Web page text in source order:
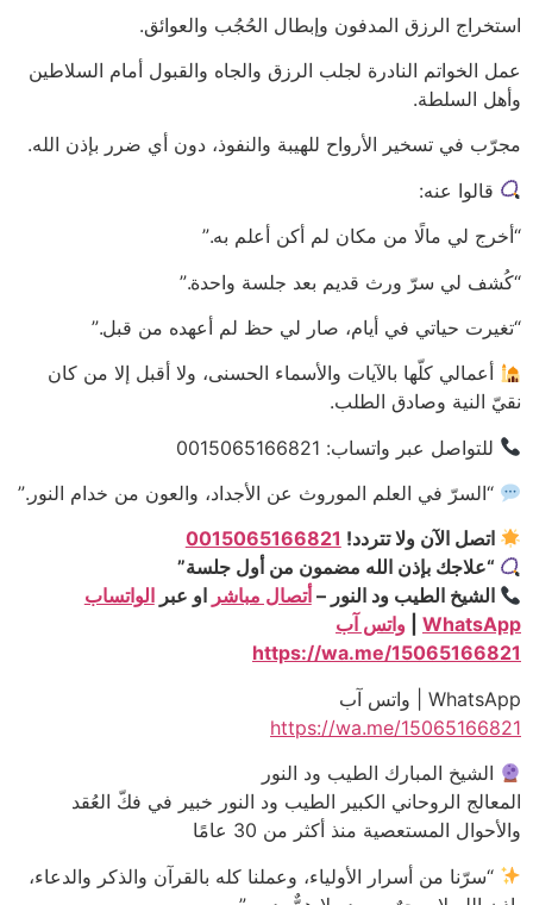
استخراج الرزق المدفون وإبطال الحُجُب والعوائق.
عمل الخواتم النادرة لجلب الرزق والجاه والقبول أمام السلاطين
وأهل السلطة.
مجرّب في تسخير الأرواح للهيبة والنفوذ، دون أي ضرر بإذن الله.
قالوا عنه:
“أخرج لي مالًا من مكان لم أكن أعلم به.”
“كُشف لي سرّ ورث قديم بعد جلسة واحدة.”
“تغيرت حياتي في أيام، صار لي حظ لم أعهده من قبل.”
أعمالي كلّها بالآيات والأسماء الحسنى، ولا أقبل إلا من كان
نقيّ النية وصادق الطلب.
للتواصل عبر واتساب: 0015065166821
“السرّ في العلم الموروث عن الأجداد، والعون من خدام النور.”
اتصل الآن ولا تتردد! 0015065166821
“علاجك بإذن الله مضمون من أول جلسة”
الشيخ الطيب ود النور – أتصال مباشر او عبرالواتساب
WhatsApp
واتس آب
https://wa.me/15065166821
WhatsApp | واتس آب
https://wa.me/15065166821
الشيخ المبارك الطيب ود النور
المعالج الروحاني الكبير الطيب ود النور خبير في فكّ العُقد
والأحوال المستعصية منذ أكثر من 30 عامًا
“سرّنا من أسرار الأولياء، وعملنا كله بالقرآن والذكر والدعاء،